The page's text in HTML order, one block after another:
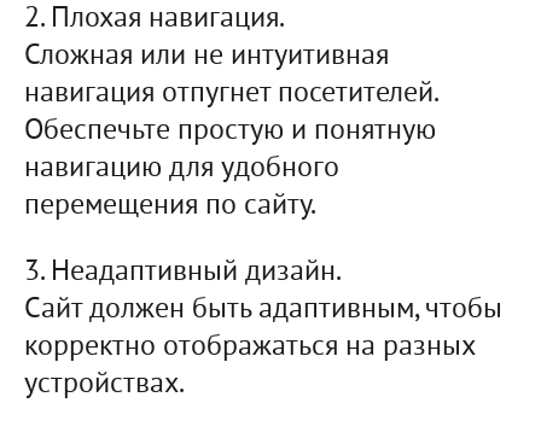
2. Плохая навигация.
Сложная или не интуитивная
навигация отпугнет посетителей.
Обеспечьте простую и понятную
навигацию для удобного
перемещения по сайту.
3. Неадаптивный дизайн.
Сайт должен быть адаптивным, чтобы
корректно отображаться на разных
устройствах.